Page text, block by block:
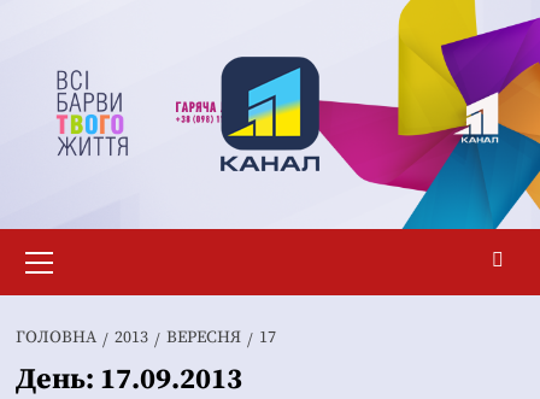
вмісту
меню
ГОЛОВНА 2013 ВЕРЕСНЯ 17
День: 17.09.2013